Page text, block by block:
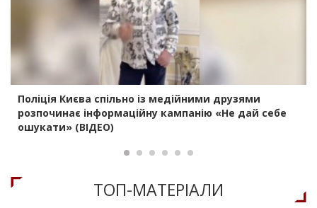
Поліція Києва спільно із медійними друзями
розпочинає інформаційну кампанію «Не дай себе
ошукати» (ВІДЕО)
ТОП-МАТЕРIАЛИ